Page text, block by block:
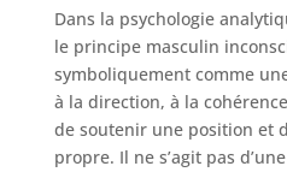
Dans la psychologie
le principe masculin
symboliquement comme
à la direction, à la
de soutenir une position et
propre. Il ne s’agit pas